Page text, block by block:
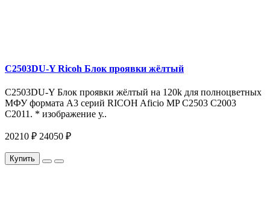
C2503DU-Y Ricoh Блок проявки жёлтый
C2503DU-Y Блок проявки жёлтый на 120k для полноцветных
МФУ формата A3 серий RICOH Aficio MP C2503 C2003
C2011. * изображение у..
20210 ₽ 24050 ₽
Купить